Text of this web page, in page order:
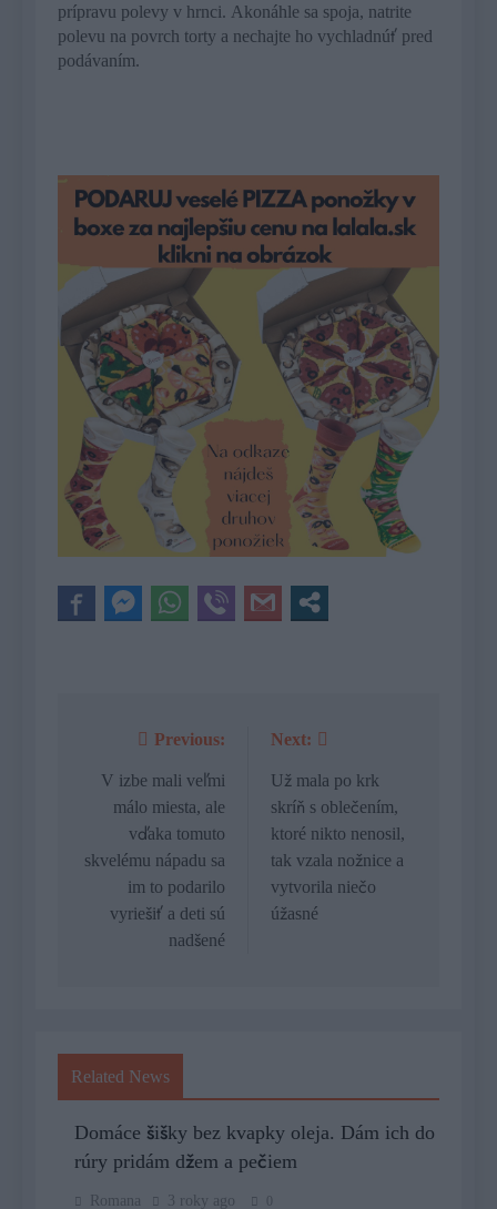
prípravu polevy v hrnci. Akonáhle sa spoja, natrite
polevu na povrch torty a nechajte ho vychladnúť pred
podávaním.
Navigácia
článku
Previous:
V izbe mali veľmi
málo miesta, ale
vďaka tomuto
skvelému nápadu sa
im to podarilo
vyriešiť a deti sú
nadšené
Next:
Už mala po krk
skríň s oblečením,
ktoré nikto nenosil,
tak vzala nožnice a
vytvorila niečo
úžasné
Related News
Domáce šišky bez kvapky oleja. Dám ich do
rúry pridám džem a pečiem
Romana 3 roky ago 0